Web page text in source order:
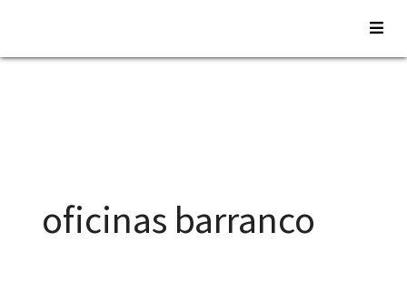
Saltar
oficinas barranco